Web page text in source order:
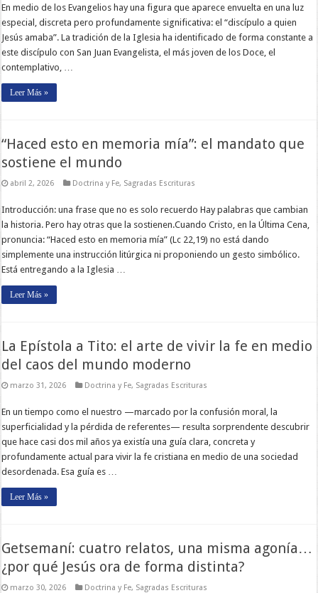
En medio de los Evangelios hay una figura que aparece envuelta en una luz
especial, discreta pero profundamente significativa: el “discípulo a quien
Jesús amaba”. La tradición de la Iglesia ha identificado de forma constante a
este discípulo con San Juan Evangelista, el más joven de los Doce, el
contemplativo, …
Leer Más »
“Haced esto en memoria mía”: el mandato que
sostiene el mundo
abril 2, 2026 Doctrina y Fe, Sagradas Escrituras
Introducción: una frase que no es solo recuerdo Hay palabras que cambian
la historia. Pero hay otras que la sostienen.Cuando Cristo, en la Última Cena,
pronuncia: “Haced esto en memoria mía” (Lc 22,19) no está dando
simplemente una instrucción litúrgica ni proponiendo un gesto simbólico.
Está entregando a la Iglesia …
Leer Más »
La Epístola a Tito: el arte de vivir la fe en medio
del caos del mundo moderno
marzo 31, 2026 Doctrina y Fe, Sagradas Escrituras
En un tiempo como el nuestro —marcado por la confusión moral, la
superficialidad y la pérdida de referentes— resulta sorprendente descubrir
que hace casi dos mil años ya existía una guía clara, concreta y
profundamente actual para vivir la fe cristiana en medio de una sociedad
desordenada. Esa guía es …
Leer Más »
Getsemaní: cuatro relatos, una misma agonía…
¿por qué Jesús ora de forma distinta?
marzo 30, 2026 Doctrina y Fe, Sagradas Escrituras